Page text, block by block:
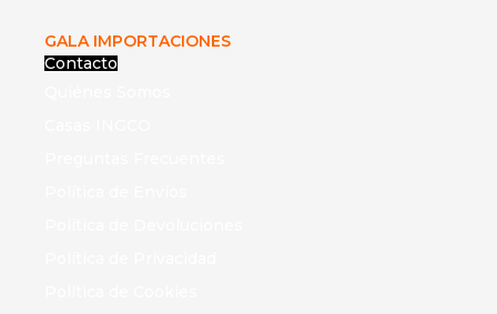
GALA IMPORTACIONES
Contacto